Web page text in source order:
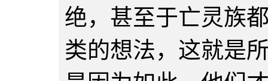
绝，甚至于亡灵族
类的想法，这就是